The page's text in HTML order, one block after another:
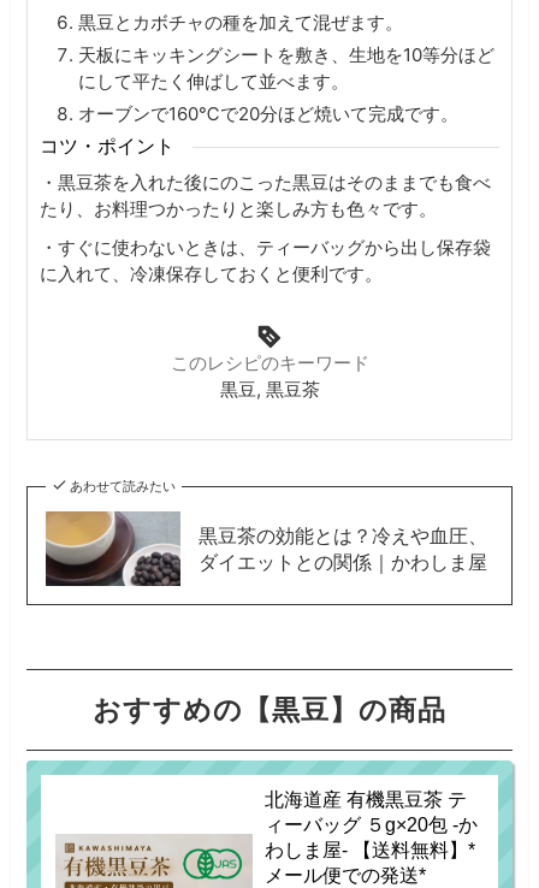
黒豆とカボチャの種を加えて混ぜます。
天板にキッキングシートを敷き、生地を10等分ほど
にして平たく伸ばして並べます。
オーブンで160℃で20分ほど焼いて完成です。
コツ・ポイント
・黒豆茶を入れた後にのこった黒豆はそのままでも食べ
たり、お料理つかったりと楽しみ方も色々です。
・すぐに使わないときは、ティーバッグから出し保存袋
に入れて、冷凍保存しておくと便利です。
このレシピのキーワード
黒豆, 黒豆茶
あわせて読みたい
黒豆茶の効能とは？冷えや血圧、
ダイエットとの関係｜かわしま屋
おすすめの【黒豆】の商品
北海道産 有機黒豆茶 テ
ィーバッグ ５g×20包 -か
わしま屋- 【送料無料】*
メール便での発送*